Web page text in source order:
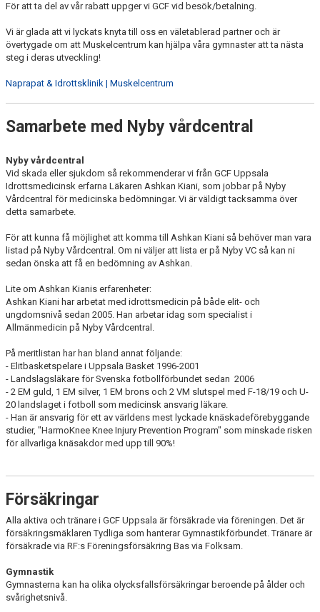
För att ta del av vår rabatt uppger vi GCF vid besök/betalning.
Vi är glada att vi lyckats knyta till oss en väletablerad partner och är
övertygade om att Muskelcentrum kan hjälpa våra gymnaster att ta nästa
steg i deras utveckling!
Naprapat & Idrottsklinik | Muskelcentrum
Samarbete med Nyby vårdcentral
Nyby vårdcentral
Vid skada eller sjukdom så rekommenderar vi från GCF Uppsala
Idrottsmedicinsk erfarna Läkaren Ashkan Kiani, som jobbar på Nyby
Vårdcentral för medicinska bedömningar. Vi är väldigt tacksamma över
detta samarbete.
För att kunna få möjlighet att komma till Ashkan Kiani så behöver man vara
listad på Nyby Vårdcentral. Om ni väljer att lista er på Nyby VC så kan ni
sedan önska att få en bedömning av Ashkan.
Lite om Ashkan Kianis erfarenheter:
Ashkan Kiani har arbetat med idrottsmedicin på både elit- och
ungdomsnivå sedan 2005. Han arbetar idag som specialist i
Allmänmedicin på Nyby Vårdcentral.
På meritlistan har han bland annat följande:
- Elitbasketspelare i Uppsala Basket 1996-2001
- Landslagsläkare för Svenska fotbollförbundet sedan 2006
- 2 EM guld, 1 EM silver, 1 EM brons och 2 VM slutspel med F-18/19 och U-
20 landslaget i fotboll som medicinsk ansvarig läkare.
- Han är ansvarig för ett av världens mest lyckade knäskadeförebyggande
studier, "HarmoKnee Knee Injury Prevention Program" som minskade risken
för allvarliga knäsakdor med upp till 90%!
Försäkringar
Alla aktiva och tränare i GCF Uppsala är försäkrade via föreningen. Det är
försäkringsmäklaren Tydliga som hanterar Gymnastikförbundet. Tränare är
försäkrade via RF:s Föreningsförsäkring Bas via Folksam.
Gymnastik
Gymnasterna kan ha olika olycksfallsförsäkringar beroende på ålder och
svårighetsnivå.